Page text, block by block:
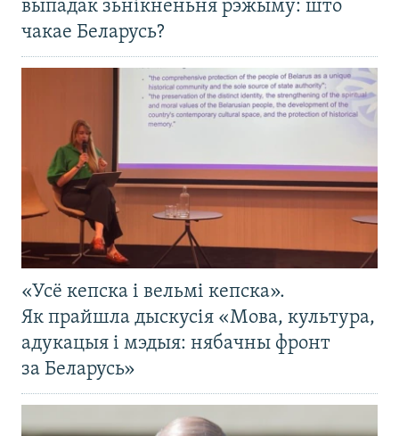
выпадак зьнікненьня рэжыму: што
чакае Беларусь?
«Усё кепска і вельмі кепска».
Як прайшла дыскусія «Мова, культура,
адукацыя і мэдыя: нябачны фронт
за Беларусь»